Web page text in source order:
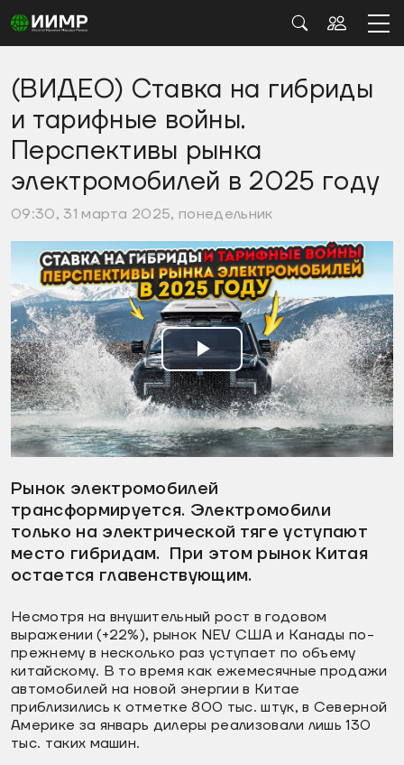
(ВИДЕО) Ставка на гибриды
и тарифные войны.
Перспективы рынка
электромобилей в 2025 году
09:30, 31 марта 2025, понедельник
Воспроизвести
видео
Рынок электромобилей
трансформируется. Электромобили
только на электрической тяге уступают
место гибридам. При этом рынок Китая
остается главенствующим.
Несмотря на внушительный рост в годовом
выражении (+22%), рынок NEV США и Канады по-
прежнему в несколько раз уступает по объему
китайскому. В то время как ежемесячные продажи
автомобилей на новой энергии в Китае
приблизились к отметке 800 тыс. штук, в Северной
Америке за январь дилеры реализовали лишь 130
тыс. таких машин.